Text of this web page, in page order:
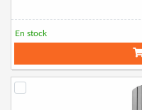
En stock